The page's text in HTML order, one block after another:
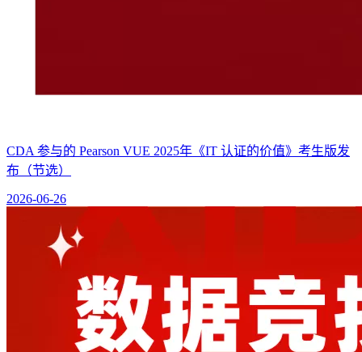
CDA 参与的 Pearson VUE 2025年《IT 认证的价值》考生版发
布（节选）
2026-06-26